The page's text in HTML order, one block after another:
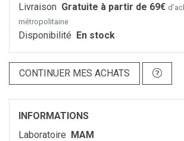
Livraison Gratuite à partir de 69€
métropolitaine
Disponibilité En stock
CONTINUER MES ACHATS
INFORMATIONS
Laboratoire MAM